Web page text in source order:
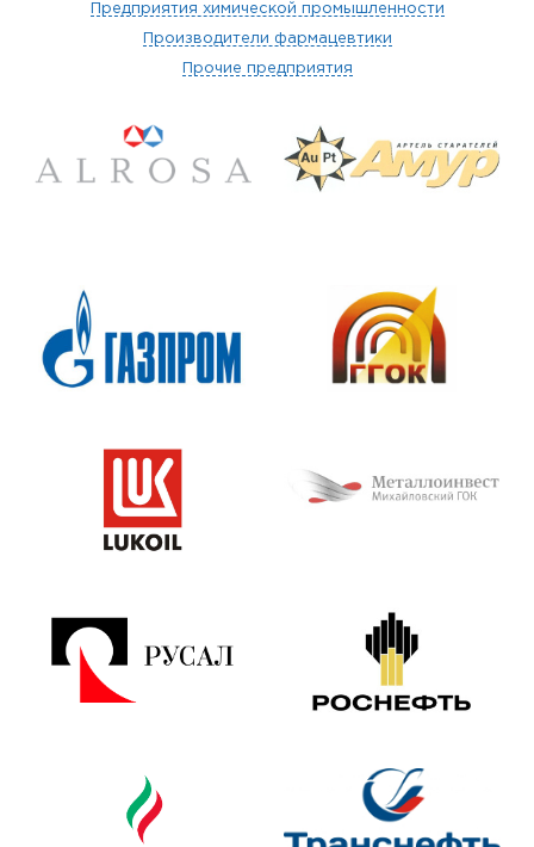
Предприятия химической промышленности
Производители фармацевтики
Прочие предприятия